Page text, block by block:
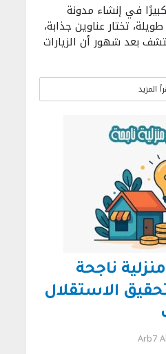
في إنشاء مدونة
تختار عناوين جذابة،
بعد شهور أن الزيارات
المزيد
ناجحة
الاستقلال
Arb7